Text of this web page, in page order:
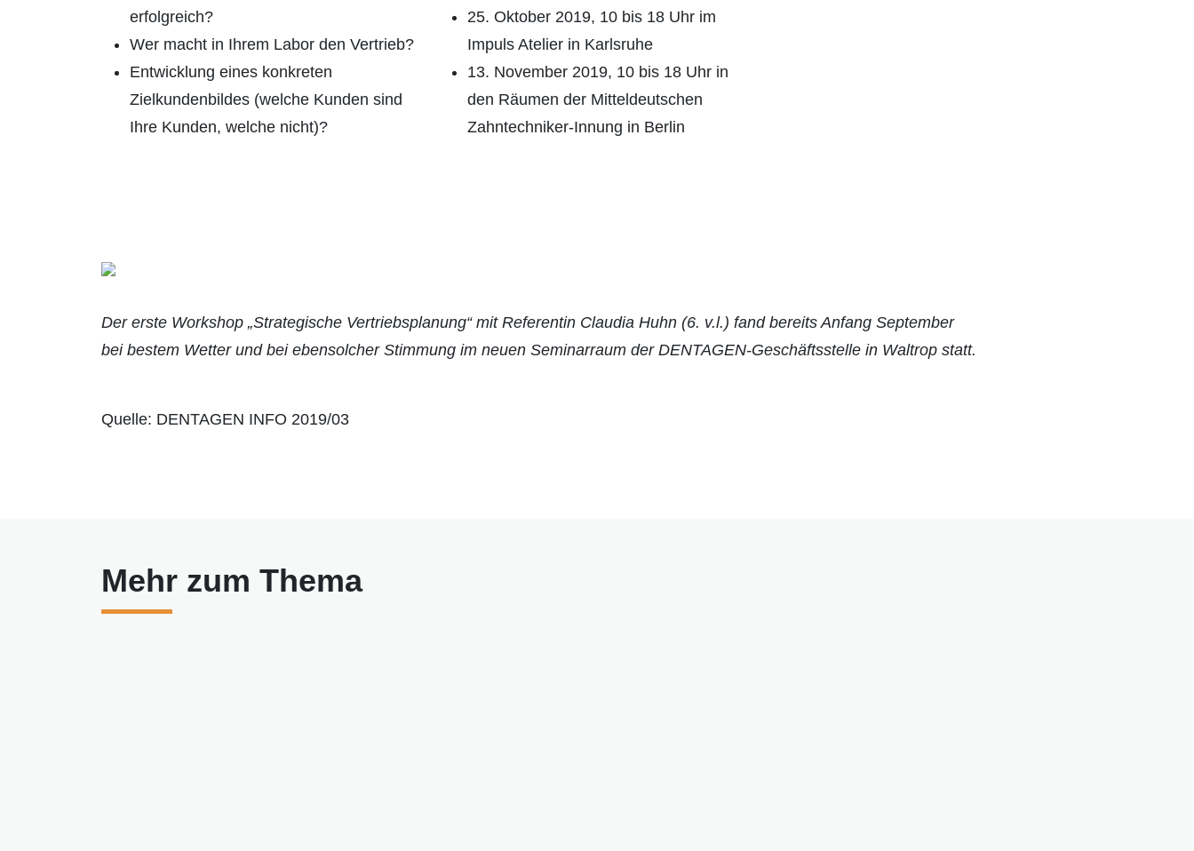
erfolgreich?
Wer macht in Ihrem Labor den Vertrieb?
Entwicklung eines konkreten
Zielkundenbildes (welche Kunden sind
Ihre Kunden, welche nicht)?
25. Oktober 2019, 10 bis 18 Uhr im
Impuls Atelier in Karlsruhe
13. November 2019, 10 bis 18 Uhr in
den Räumen der Mitteldeutschen
Zahntechniker-Innung in Berlin
Der erste Workshop „Strategische Vertriebsplanung“ mit Referentin Claudia Huhn (6. v.l.) fand bereits Anfang September
bei bestem Wetter und bei ebensolcher Stimmung im neuen Seminarraum der DENTAGEN-Geschäftsstelle in Waltrop statt.
Quelle: DENTAGEN INFO 2019/03
Mehr zum Thema